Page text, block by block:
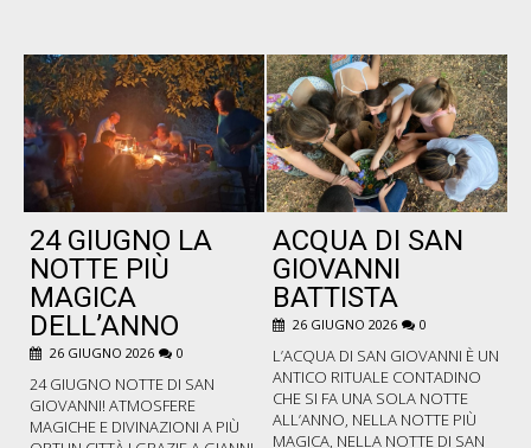
24 GIUGNO LA
NOTTE PIÙ
MAGICA
DELL’ANNO
26 GIUGNO 2026 0
24 GIUGNO NOTTE DI SAN
GIOVANNI! ATMOSFERE
MAGICHE E DIVINAZIONI A PIÙ
ACQUA DI SAN
GIOVANNI
BATTISTA
26 GIUGNO 2026 0
L’ACQUA DI SAN GIOVANNI È UN
ANTICO RITUALE CONTADINO
CHE SI FA UNA SOLA NOTTE
ALL’ANNO, NELLA NOTTE PIÙ
MAGICA, NELLA NOTTE DI SAN